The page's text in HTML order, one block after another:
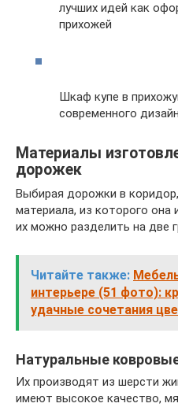
лучших идей как
прихожей
Шкаф купе в
современного
Материалы
дорожек
Выбирая дорожки в
материала, из которого она
их можно разделить на две
Читайте также:
интерьере (51 фото):
удачные сочетания
Натуральные
Их производят из шерсти
имеют высокое качество,